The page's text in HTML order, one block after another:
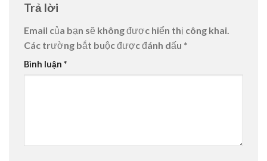
Trả lời
Email của bạn sẽ không được hiển thị công khai.
Các trường bắt buộc được đánh dấu *
Bình luận *